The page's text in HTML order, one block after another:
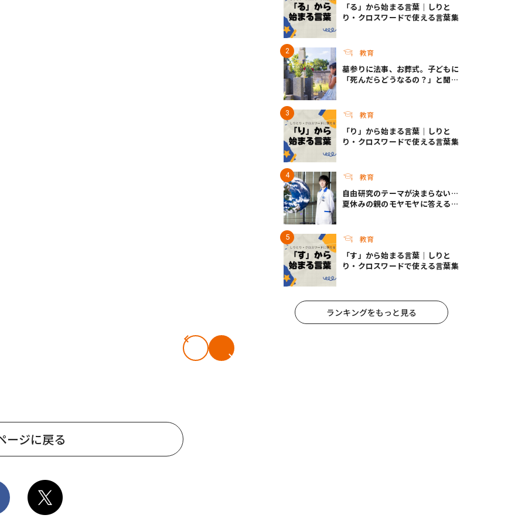
ージに戻る
「る」から始まる言葉｜しりと
り・クロスワードで使える言葉集
教育
墓参りに法事、お葬式。子どもに
「死んだらどうなるの？」と聞か
教育
「り」から始まる言葉｜しりと
り・クロスワードで使える言葉集
教育
自由研究のテーマが決まらない…
夏休みの親のモヤモヤに答える！
教育
「す」から始まる言葉｜しりと
り・クロスワードで使える言葉集
ランキングをもっと見る